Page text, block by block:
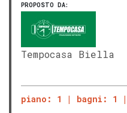
PROPOSTO DA:
Tempocasa Biella
piano: 1 bagni: 1